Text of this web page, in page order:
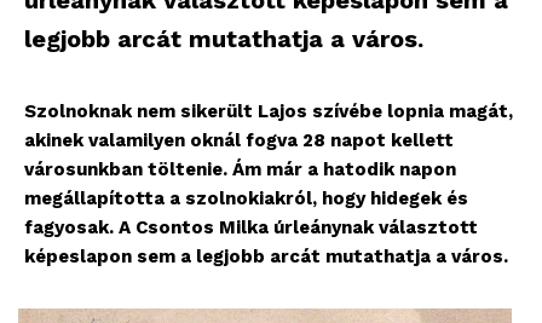
legjobb arcát mutathatja a város.
Szolnoknak nem sikerült Lajos szívébe lopnia magát,
akinek valamilyen oknál fogva 28 napot kellett
városunkban töltenie. Ám már a hatodik napon
megállapította a szolnokiakról, hogy hidegek és
fagyosak. A Csontos Milka úrleánynak választott
képeslapon sem a legjobb arcát mutathatja a város.